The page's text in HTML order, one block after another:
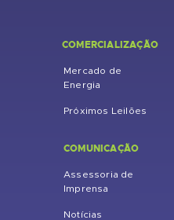
COMERCIALIZAÇÃO
Mercado de
Energia
Próximos Leilões
COMUNICAÇÃO
Assessoria de
Imprensa
Notícias